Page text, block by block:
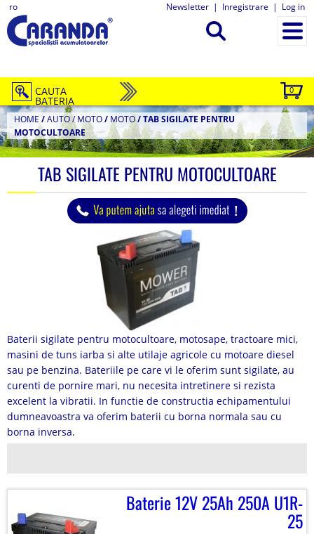
ro Newsletter | Inregistrare | Log in
0
CAUTA
BATERIA
HOME /AUTO / MOTO/ MOTO/TAB SIGILATE PENTRU
MOTOCULTOARE
TAB SIGILATE PENTRU MOTOCULTOARE
Baterii sigilate pentru motocultoare, motosape, tractoare mici,
masini de tuns iarba si alte utilaje agricole cu motoare diesel
sau pe benzina. Bateriile pe care vi le oferim sunt sigilate, au
curenti de pornire mari, nu necesita intretinere si rezista
excelent la vibratii. In functie de constructia echipamentului
dumneavoastra va oferim baterii cu borna normala sau cu
borna inversa.
Baterie 12V 25Ah 250A U1R-
25